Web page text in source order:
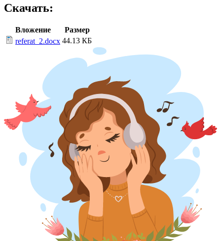
Скачать:
Вложение
Размер
referat_2.docx 44.13 КБ